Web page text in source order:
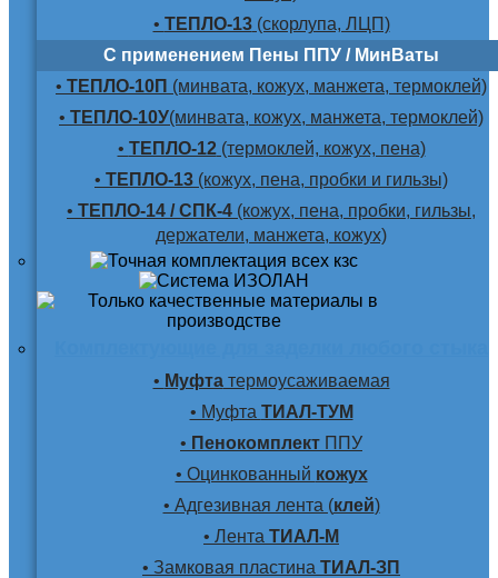
• ТЕПЛО-13(скорлупа, ЛЦП)
С применением Пены ППУ / МинВаты
• ТЕПЛО-10П (минвата, кожух, манжета, термоклей)
• ТЕПЛО-10У(минвата, кожух, манжета, термоклей)
• ТЕПЛО-12(термоклей, кожух, пена)
• ТЕПЛО-13 (кожух, пена, пробки и гильзы)
• ТЕПЛО-14 / СПК-4 (кожух, пена, пробки, гильзы,
держатели, манжета, кожух)
• Муфтатермоусаживаемая
• Муфта ТИАЛ-ТУМ
• Пенокомплект ППУ
• Оцинкованный кожух
• Адгезивная лента (клей)
• Лента ТИАЛ-М
• Замковая пластина ТИАЛ-ЗП